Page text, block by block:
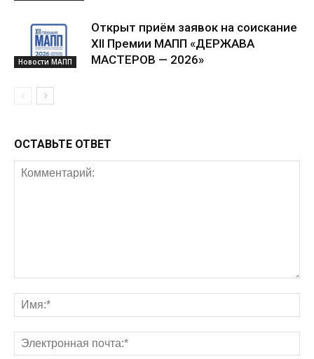
Новости МАПП
Открыт приём заявок на соискание
XII Премии МАПП «ДЕРЖАВА
МАСТЕРОВ — 2026»
ОСТАВЬТЕ ОТВЕТ